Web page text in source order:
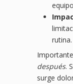
rutina.
después.
surge